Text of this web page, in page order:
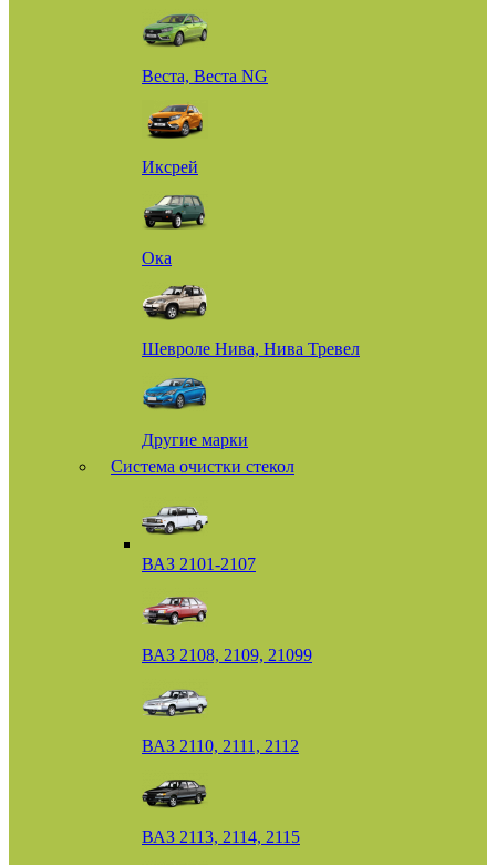
Веста, Веста NG
Иксрей
Ока
Шевроле Нива, Нива Тревел
Другие марки
Система очистки стекол
ВАЗ 2101-2107
ВАЗ 2108, 2109, 21099
ВАЗ 2110, 2111, 2112
ВАЗ 2113, 2114, 2115